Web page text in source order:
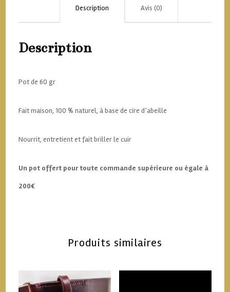
Description Avis (0)
Description
Pot de 60 gr
Fait maison, 100 % naturel, à base de cire d’abeille
Nourrit, entretient et fait briller le cuir
Un pot offert pour toute commande supérieure ou égale à
200€
Produits similaires